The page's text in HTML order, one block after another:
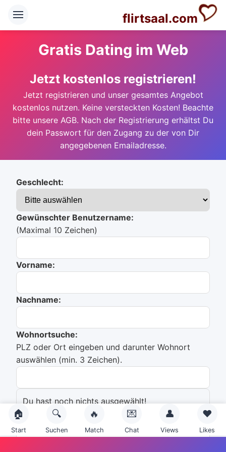
flirtsaal.com
Gratis Dating im Web
Jetzt kostenlos registrieren!
Jetzt registrieren und unser gesamtes Angebot
kostenlos nutzen. Keine versteckten Kosten! Beachte
bitte unsere AGB. Nach der Registrierung erhältst Du
dein Passwort für den Zugang zu der von Dir
angegebenen Emailadresse.
Geschlecht:
Gewünschter Benutzername:
(Maximal 10 Zeichen)
Vorname:
Nachname:
Wohnortsuche:
PLZ oder Ort eingeben und darunter Wohnort
auswählen (min. 3 Zeichen).
Du hast noch nichts ausgewählt!
Emailadresse:
🏠
Start
🔍
Suchen
🔥
Match
💌
Chat
👤
Views
❤️
Likes